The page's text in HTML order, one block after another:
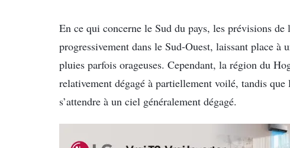
En ce qui concerne le Sud du pays, les prévisions
progressivement dans le Sud-Ouest, laissant place à
pluies parfois orageuses. Cependant, la région du
relativement dégagé à partiellement voilé, tandis que
s’attendre à un ciel généralement dégagé.